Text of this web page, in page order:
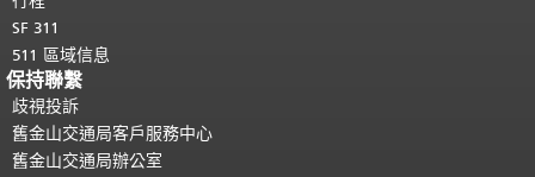
SF 311
511 區域信息
保持聯繫
歧視投訴
舊金山交通局客戶服務中心
舊金山交通局辦公室